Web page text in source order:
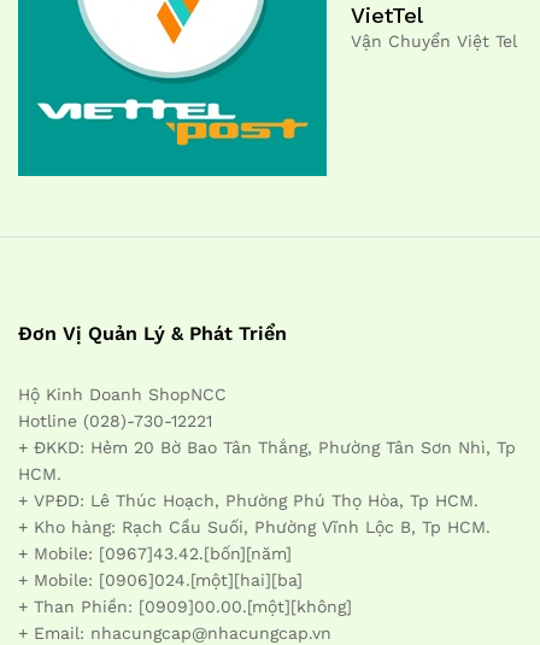
VietTel
Vận Chuyển Việt Tel
Đơn Vị Quản Lý & Phát Triển
Hộ Kinh Doanh ShopNCC
Hotline (028)-730-12221
+ ĐKKD: Hẻm 20 Bờ Bao Tân Thắng, Phường Tân Sơn Nhì, Tp
HCM.
+ VPĐD: Lê Thúc Hoạch, Phường Phú Thọ Hòa, Tp HCM.
+ Kho hàng: Rạch Cầu Suối, Phường Vĩnh Lộc B, Tp HCM.
+ Mobile: [0967]43.42.[bốn][năm]
+ Mobile: [0906]024.[một][hai][ba]
+ Than Phiền: [0909]00.00.[một][không]
+ Email: nhacungcap@nhacungcap.vn